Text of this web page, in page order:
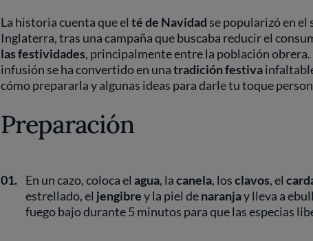
La historia cuenta que el té de Navidadse popularizó en el
Inglaterra, tras una campaña que buscaba reducir el
las festividades, principalmente entre la población obrera.
infusión se ha convertido en unatradición festiva
cómo prepararla y algunas ideas para darle tu toque
Preparación
01. En un cazo, coloca el agua, lacanela, losclavos, el
estrellado, el jengibrey la piel denaranjay lleva a
fuego bajo durante 5 minutos para que las especias